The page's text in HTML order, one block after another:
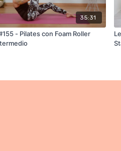
35:31
- Pilates con Foam Roller